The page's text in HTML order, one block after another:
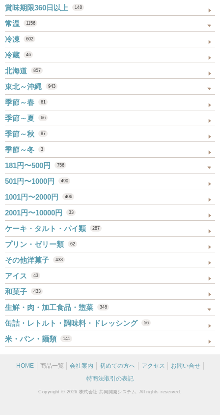
賞味期限360日以上 148
常温 1156
冷凍 602
冷蔵 46
北海道 857
東北～沖縄 943
季節～春 61
季節～夏 66
季節～秋 87
季節～冬 3
181円〜500円 756
501円〜1000円 490
1001円〜2000円 406
2001円〜10000円 33
ケーキ・タルト・パイ類 287
プリン・ゼリー類 62
その他洋菓子 433
アイス 43
和菓子 433
生鮮・肉・加工食品・惣菜 348
缶詰・レトルト・調味料・ドレッシング 56
米・パン・麺類 141
HOME 商品一覧 会社案内 初めての方へ アクセス
お問い合せ
特商法取引の表記
Copyright © 2026 株式会社 共同開発システム. All rights reserved.